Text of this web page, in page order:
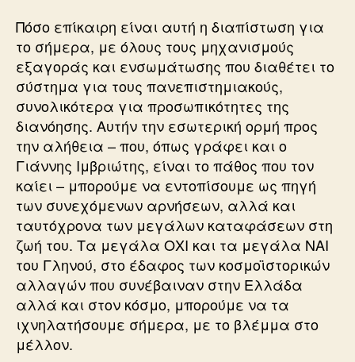
Πόσο επίκαιρη είναι αυτή η διαπίστωση για
το σήμερα, με όλους τους μηχανισμούς
εξαγοράς και ενσωμάτωσης που διαθέτει το
σύστημα για τους πανεπιστημιακούς,
συνολικότερα για προσωπικότητες της
διανόησης. Αυτήν την εσωτερική ορμή προς
την αλήθεια – που, όπως γράφει και ο
Γιάννης Ιμβριώτης, είναι το πάθος που τον
καίει – μπορούμε να εντοπίσουμε ως πηγή
των συνεχόμενων αρνήσεων, αλλά και
ταυτόχρονα των μεγάλων καταφάσεων στη
ζωή του. Τα μεγάλα ΟΧΙ και τα μεγάλα ΝΑΙ
του Γληνού, στο έδαφος των κοσμοϊστορικών
αλλαγών που συνέβαιναν στην Ελλάδα
αλλά και στον κόσμο, μπορούμε να τα
ιχνηλατήσουμε σήμερα, με το βλέμμα στο
μέλλον.